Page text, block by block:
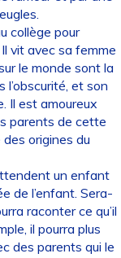
collège pour
vit avec sa femme
le monde sont la
l’obscurité, et son
Il est amoureux
parents de cette
origines du
un enfant
de l’enfant. Sera-
raconter ce qu’il
il pourra plus
des parents qui le